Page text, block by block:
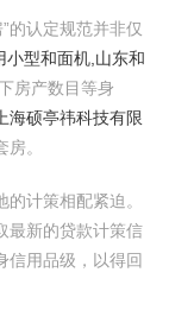
”的认定规范并非仅
小型和面机,山东和
房产数目等身
上海硕亭祎科技有限
。
计策相配紧迫。
最新的贷款计策信
信用品级，以得回